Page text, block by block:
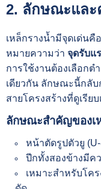
2. ลักษณะและ
เหล็กรางน้ำมีจุดเด่นคื
หมายความว่า จุดรับแ
การใช้งานต้องเลือก
เดียวกัน ลักษณะนี้กลับ
สายโครงสร้างที่ดูเรีย
ลักษณะสำคัญของเ
หน้าตัดรูปตัวยู
ปีกทั้งสองข้างมีค
เหมาะสำหรับโค